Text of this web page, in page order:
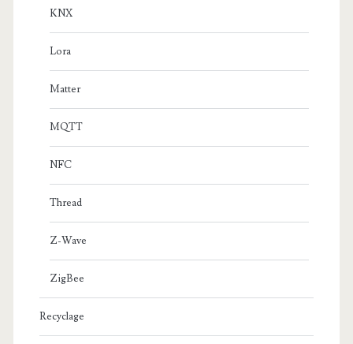
KNX
Lora
Matter
MQTT
NFC
Thread
Z-Wave
ZigBee
Recyclage